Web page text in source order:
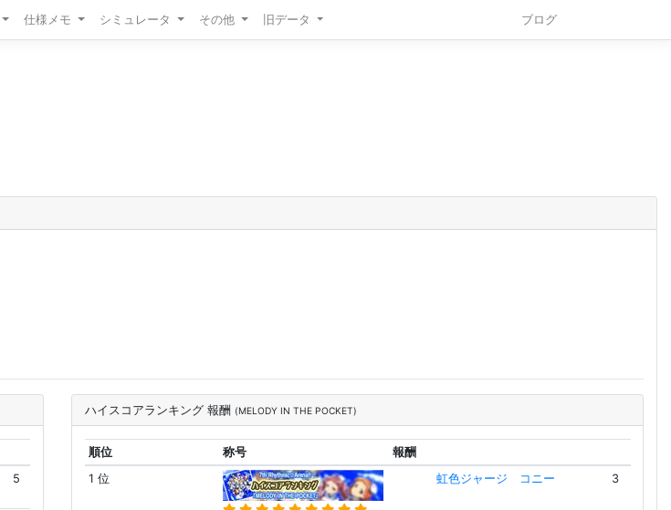
仕様メモ シミュレータ その他 旧データ ブログ
5
ハイスコアランキング 報酬 (MELODY IN THE POCKET)
順位 称号
報酬
1 位
虹色ジャージ コニー 3